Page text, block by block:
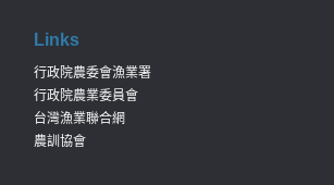
Links
行政院農委會漁業署
行政院農業委員會
台灣漁業聯合網
農訓協會